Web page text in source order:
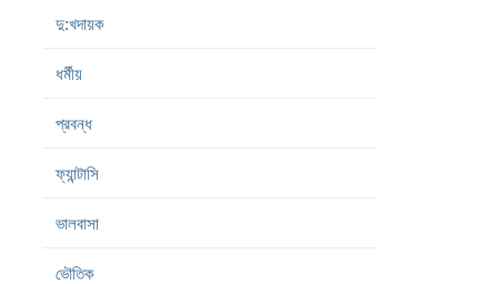
দু:খদায়ক
ধর্মীয়
প্রবন্ধ
ফ্যান্টাসি
ভালবাসা
ভৌতিক